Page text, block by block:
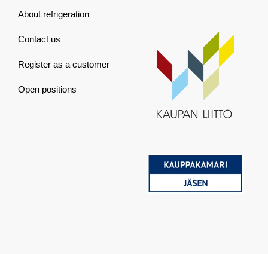
About refrigeration
Contact us
Register as a customer
Open positions